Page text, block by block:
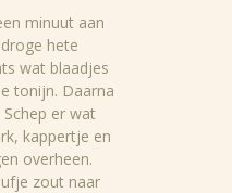
minuut aan
hete
wat blaadjes
tonijn. Daarna
er wat
kappertje en
overheen.
zout naar